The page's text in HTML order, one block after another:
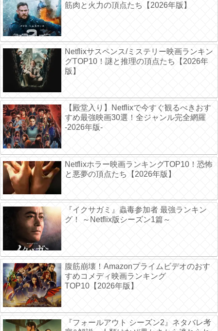
筋肉と火力の頂点たち【2026年版】
Netflixサスペンス/ミステリー映画ランキン
グTOP10！謎と推理の頂点たち【2026年
版】
【殿堂入り】Netflixで今すぐ観るべきおす
すめ最強映画30選！全ジャンル完全網羅
-2026年版-
Netflixホラー映画ランキングTOP10！恐怖
と悪夢の頂点たち【2026年版】
『イクサガミ』蟲毒参加者 最強ランキン
グ！ ～Netflix版シーズン1篇～
腹筋崩壊！Amazonプライムビデオのおす
すめコメディ映画ランキング
TOP10【2026年版】
『フォールアウト シーズン2』ネタバレ考